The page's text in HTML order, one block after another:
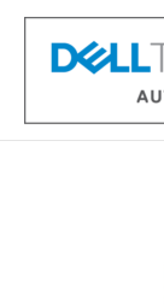
contenido